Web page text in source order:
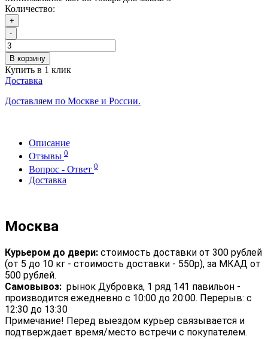
Количество:
+
-
В корзину
Купить в 1 клик
Доставка
Доставляем по Москве и России.
Описание
Отзывы 0
Вопрос - Ответ 0
Доставка
Москва
Курьером до двери: стоимость доставки от 300 рублей
(от 5 до 10 кг - стоимость доставки - 550р), за МКАД от
500 рублей.
Самовывоз: рынок Дубровка, 1 ряд 141 павильон -
производится ежедневно с 10:00 до 20:00. Перерыв: с
12:30 до 13:30
Примечание! Перед выездом курьер связывается и
подтверждает время/место встречи с покупателем.